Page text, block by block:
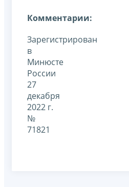
Комментарии:
Зарегистрирован
в
Минюсте
России
27
декабря
2022 г.
№
71821